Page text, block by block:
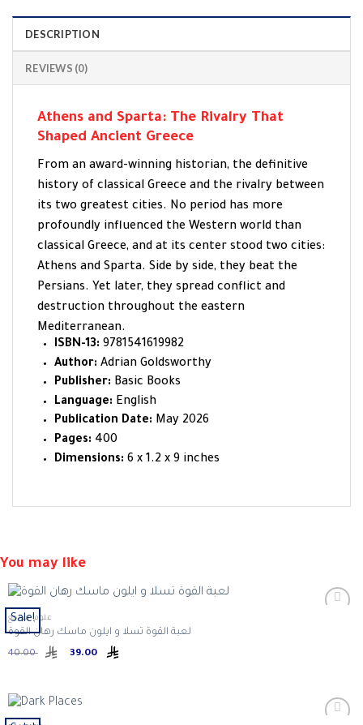
DESCRIPTION
REVIEWS (0)
Athens and Sparta: The Rivalry That
Shaped Ancient Greece
From an award-winning historian, the definitive
history of classical Greece and the rivalry between
its two greatest cities. No period has more
profoundly influenced the Western world than
classical Greece, and at its center stood two cities:
Athens and Sparta. Side by side, they beat the
Persians. Yet later, they spread conflict and
destruction throughout the eastern
Mediterranean.
ISBN-13: 9781541619982
Author: Adrian Goldsworthy
Publisher: Basic Books
Language: English
Publication Date: May 2026
Pages: 400
Dimensions: 6 x 1.2 x 9 inches
You may like
Sale!
علوم، مراجع
لعبة القوة تسلا و ايلون ماسك رهان القوة
40.00
Original
price 39.00